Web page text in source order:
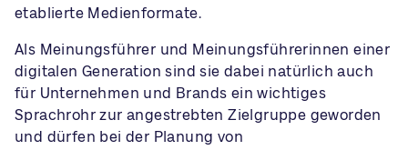
etablierte Medienformate.
Als Meinungsführer und Meinungsführerinnen einer
digitalen Generation sind sie dabei natürlich auch
für Unternehmen und Brands ein wichtiges
Sprachrohr zur angestrebten Zielgruppe geworden
und dürfen bei der Planung von